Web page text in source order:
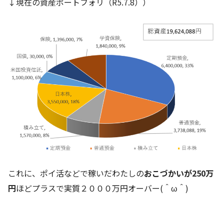
これに、ポイ活などで稼いだわたしのおこづかいが250万
円ほどプラスで実質２０００万円オーバー(＾ω＾)